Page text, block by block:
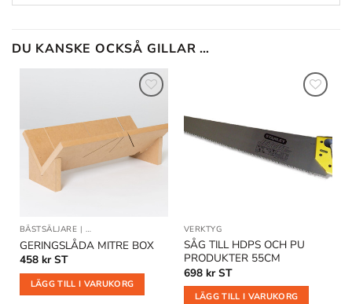
DU KANSKE OCKSÅ GILLAR …
Lägg till
i
önskelistan
BÄSTSÄLJARE | TILLÄGGSPRODUKTER |VERKTYG
GERINGSLÅDA MITRE BOX
458 kr ST
LÄGG TILL I VARUKORG
i
önskelistan
VERKTYG
SÅG TILL HDPS OCH PU
PRODUKTER 55CM
698 kr ST
LÄGG TILL I VARUKORG